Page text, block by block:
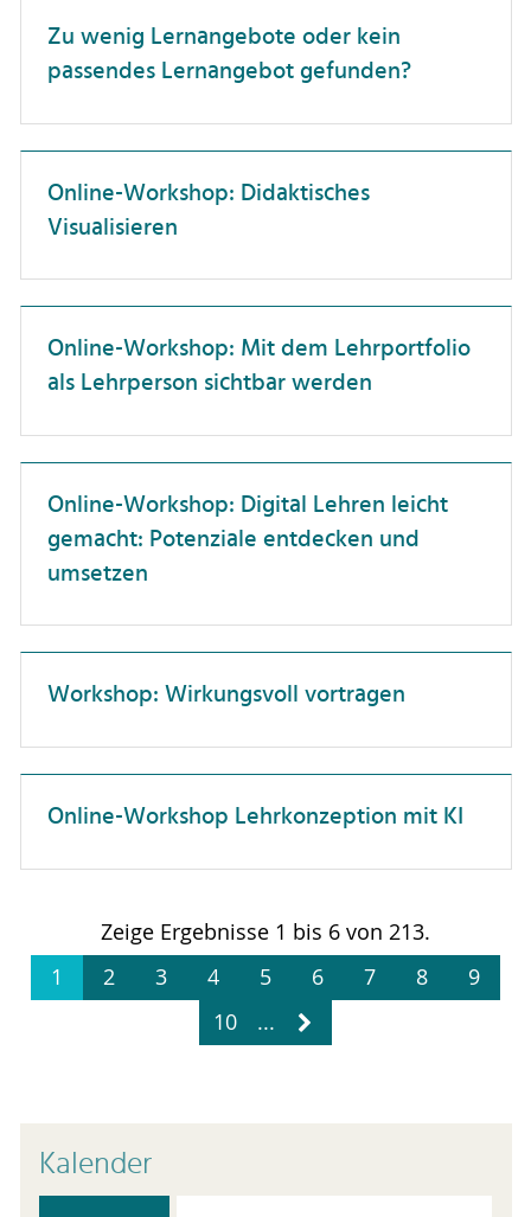
Professor:innen
Promovierende
Wissenschaftler:innen
Dienstreisen
Forschungskompetenz
Förderlandschaft
Gesundheit
Hochschulorganisation
IT-Anwendungen
Interkulturelle Kompetenz
Karriereentwicklung
Künstliche Intelligenz
Patente & Schutzrechte
Personalwesen
Selbstmanagement
Studierendenberatung
Vielfalt
wissenschaftliche Publikationen
Unterweisung
Zu wenig Lernangebote oder kein
passendes Lernangebot gefunden?
Online-Workshop: Didaktisches
Visualisieren
Online-Workshop: Mit dem Lehrportfolio
als Lehrperson sichtbar werden
Online-Workshop: Digital Lehren leicht
gemacht: Potenziale entdecken und
umsetzen
Workshop: Wirkungsvoll vortragen
Online-Workshop Lehrkonzeption mit KI
Zeige Ergebnisse 1 bis 6 von 213.
1
2 3 4 5 6 7 8
9
10
...
Kalender